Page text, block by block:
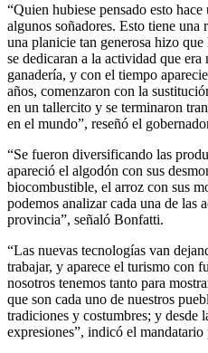
“Quien hubiese pensado esto hace
algunos soñadores. Esto tiene
una planicie tan generosa hizo
se dedicaran a la actividad que
ganadería, y con el tiempo
años, comenzaron con la
en un tallercito y se terminaron
en el mundo”, reseñó el
“Se fueron diversificando las
apareció el algodón con sus
biocombustible, el arroz con sus
podemos analizar cada una de las
provincia”, señaló Bonfatti.
“Las nuevas tecnologías van
trabajar, y aparece el turismo con
nosotros tenemos tanto para
que son cada uno de nuestros
tradiciones y costumbres; y desde
expresiones”, indicó el